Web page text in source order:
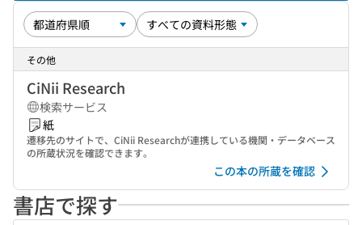
その他
CiNii Research
検索サービス
紙
遷移先のサイトで、CiNii Researchが連携している機関・データベース
の所蔵状況を確認できます。
この本の所蔵を確認
書店で探す